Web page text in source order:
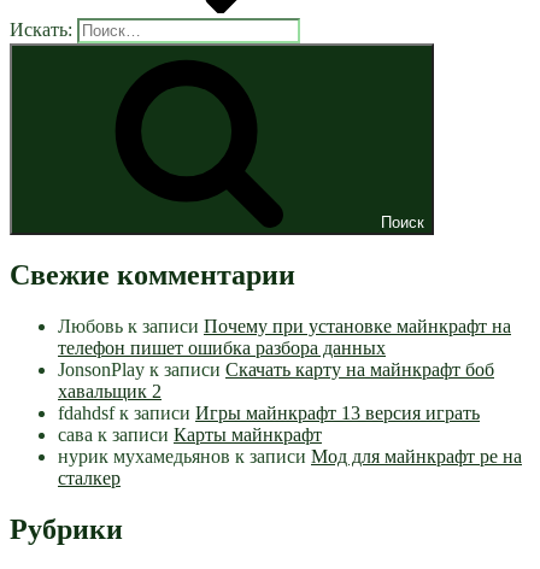
Искать:
Поиск
Свежие комментарии
Любовь к записи Почему при установке майнкрафт на
телефон пишет ошибка разбора данных
JonsonPlay к записи Скачать карту на майнкрафт боб
хавальщик 2
fdahdsfк записи Игры майнкрафт 13 версия играть
сава к записи Карты майнкрафт
нурик мухамедьянов к записи Мод для майнкрафт pe на
сталкер
Рубрики